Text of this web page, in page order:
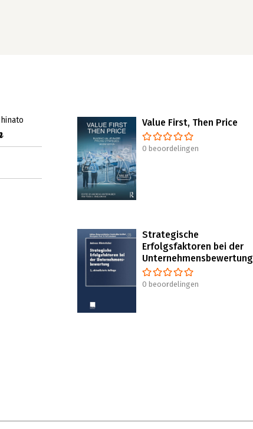
Value First, Then Price
0 beoordelingen
Strategische
Erfolgsfaktoren bei der
Unternehmensbewertung
0 beoordelingen